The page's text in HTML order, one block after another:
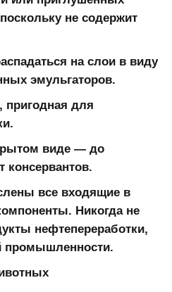
не содержит
на слои в виду
эмульгаторов.
пригодная для
виде — до
консервантов.
все входящие в
Никогда не
нефтепереработки,
промышленности.